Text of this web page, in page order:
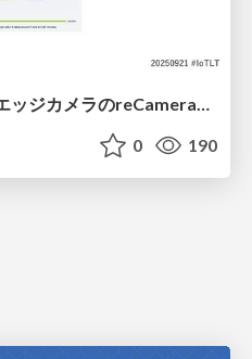
Node-REDで制御できるエッジカメラのreCameraを触る #iotlt #JLCPCB #recamera
0 190